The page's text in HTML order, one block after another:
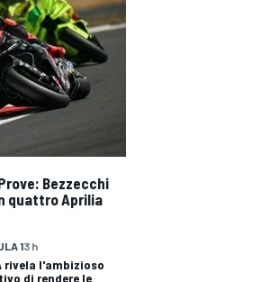
Bezzecchi
quattro Aprilia
13 h
rivela l'ambizioso
di rendere le